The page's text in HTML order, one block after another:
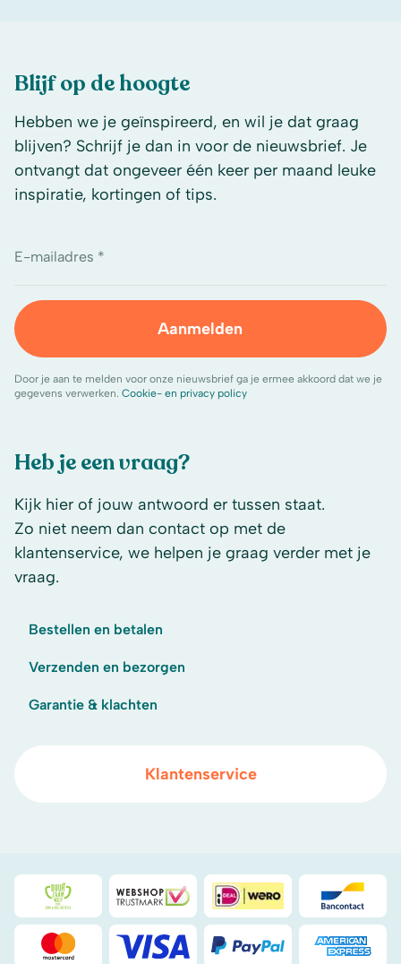
Heb je een vraag?
Kijk hier of jouw antwoord er tussen staat.
Zo niet neem dan contact op met de
klantenservice, we helpen je graag verder met je
vraag.
Bestellen en betalen
Verzenden en bezorgen
Garantie & klachten
Klantenservice
Blijf op de hoogte
Hebben we je geïnspireerd, en wil je dat graag
blijven? Schrijf je dan in voor de nieuwsbrief. Je
ontvangt dat ongeveer één keer per maand leuke
inspiratie, kortingen of tips.
E-mailadres *
Aanmelden
Door je aan te melden voor onze nieuwsbrief ga je ermee akkoord dat we je
gegevens verwerken. Cookie- en privacy policy
Duurzaamheidsprijs duin- & bollenstreek
WebwinkelKeuriDeal
Mastercard Visa PayPal